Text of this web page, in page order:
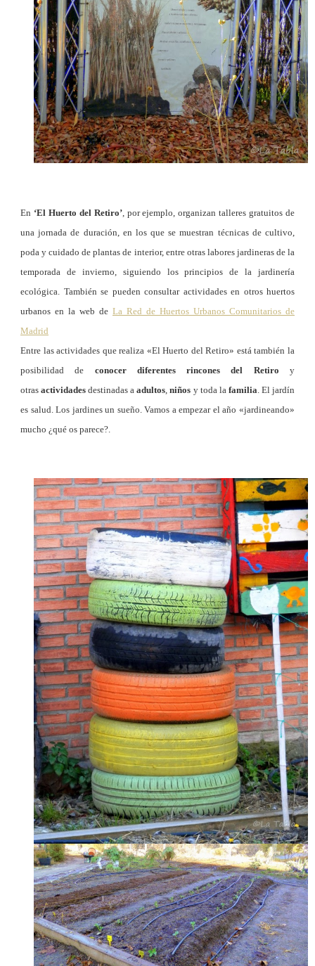
En ‘El Huerto del Retiro’, por ejemplo, organizan talleres gratuitos de
una jornada de duración, en los que se muestran técnicas de cultivo,
poda y cuidado de plantas de interior, entre otras labores jardineras de la
temporada de invierno, siguiendo los principios de la jardinería
ecológica. También se pueden consultar actividades en otros huertos
urbanos en la web de La Red de Huertos Urbanos Comunitarios de
Madrid
Entre las actividades que realiza «El Huerto del Retiro» está también la
posibilidad de conocer diferentes rincones del Retiro y
otrasactividades destinadas aadultos,niños y toda la familia. El jardín
es salud. Los jardines un sueño. Vamos a empezar el año «jardineando»
mucho ¿qué os parece?.